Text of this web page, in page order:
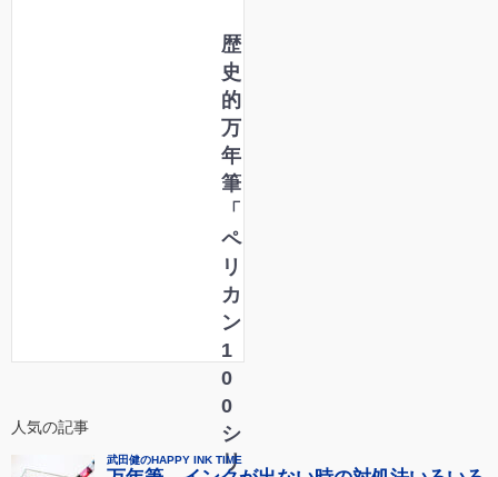
歴
史
的
万
年
筆
「
ペ
リ
カ
ン
1
0
0
シ
リ
人気の記事